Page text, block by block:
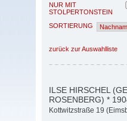
NUR MIT
STOLPERTONSTEIN
SORTIERUNG
zurück zur Auswahlliste
ILSE HIRSCHEL
ROSENBERG) *
Kottwitzstraße 19